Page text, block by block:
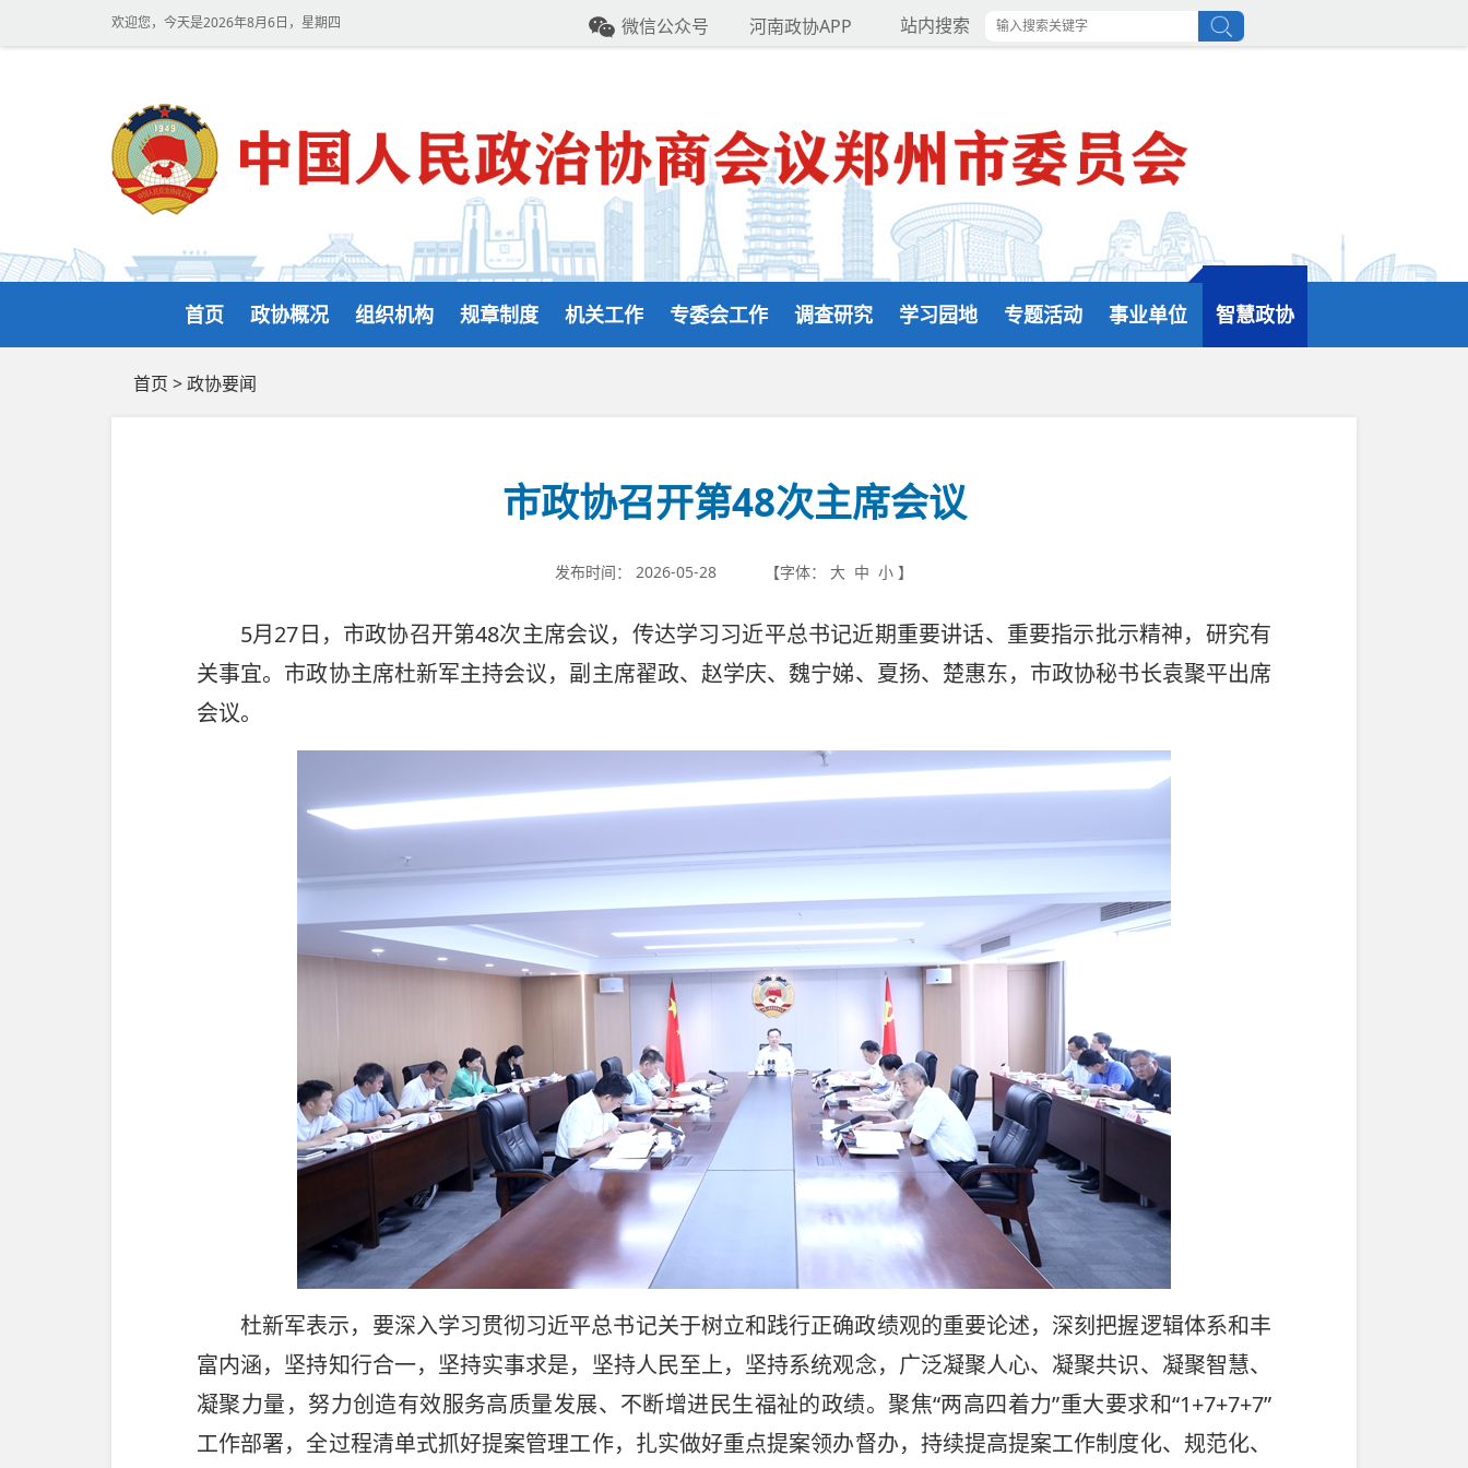
欢迎您，今天是2026年8月6日，星期四 微信公众号 河南政协APP 站内搜索
首页 政协概况 组织机构 规章制度 机关工作 专委会工作 调查研究 学习园地 专题活动 事业单位 智慧政协
首页 >政协要闻
市政协召开第48次主席会议
发布时间： 2026-05-28 【字体： 大 中 小 】
5月27日，市政协召开第48次主席会议，传达学习习近平总书记近期重要讲话、重要指示批示精神，研究有
关事宜。市政协主席杜新军主持会议，副主席翟政、赵学庆、魏宁娣、夏扬、楚惠东，市政协秘书长袁聚平出席
会议。
杜新军表示，要深入学习贯彻习近平总书记关于树立和践行正确政绩观的重要论述，深刻把握逻辑体系和丰
富内涵，坚持知行合一，坚持实事求是，坚持人民至上，坚持系统观念，广泛凝聚人心、凝聚共识、凝聚智慧、
凝聚力量，努力创造有效服务高质量发展、不断增进民生福祉的政绩。聚焦“两高四着力”重大要求和“1+7+7+7”
工作部署，全过程清单式抓好提案管理工作，扎实做好重点提案领办督办，持续提高提案工作制度化、规范化、